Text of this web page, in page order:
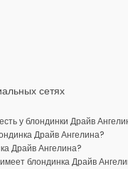
сетях
у блондинки Драйв
Драйв Ангелина?
Драйв Ангелина?
блондинка Драйв